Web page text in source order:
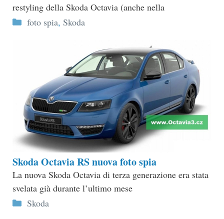
restyling della Skoda Octavia (anche nella
Categorie
foto spia, Skoda
Skoda Octavia RS nuova foto spia
La nuova Skoda Octavia di terza generazione era stata
svelata già durante l’ultimo mese
Categorie
Skoda